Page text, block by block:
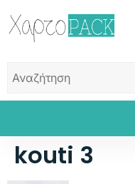
kouti 3